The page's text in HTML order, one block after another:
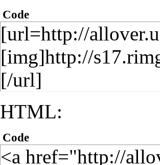
Code
[url=http://
[img]http://
[/url]
HTML:
Code
<a href="http://